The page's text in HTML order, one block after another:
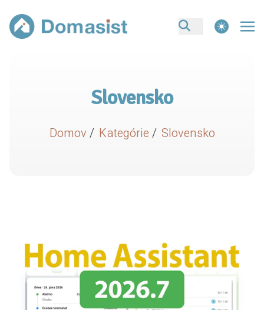
theme switcher
Slovensko
Domov / Kategórie / Slovensko